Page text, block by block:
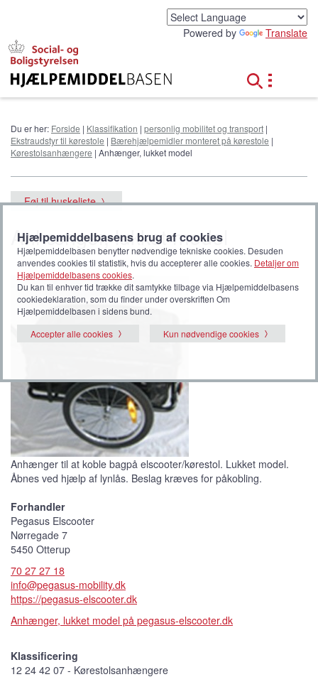
o
Powered by Translate
Du er her: Forside | Klassifikation | personlig mobilitet og transport |
Ekstraudstyr til kørestole | Bærehjælpemidler monteret på kørestole |
Kørestolsanhængere | Anhænger, lukket model
Føj til huskeliste
Anhænger, lukket model
Anhænger til at koble bagpå elscooter/kørestol. Lukket model.
Åbnes ved hjælp af lynlås. Beslag kræves for påkobling.
Forhandler
Pegasus Elscooter
Nørregade 7
5450 Otterup
70 27 27 18
info@pegasus-mobility.dk
https://pegasus-elscooter.dk
Anhænger, lukket model på pegasus-elscooter.dk
Klassificering
12 24 42 07 - Kørestolsanhængere
Hjælpemiddelbasens brug af cookies
Hjælpemiddelbasen benytter nødvendige tekniske cookies. Desuden
anvendes cookies til statistik, hvis du accepterer alle cookies. Detaljer om
Hjælpemiddelbasens cookies.
Du kan til enhver tid trække dit samtykke tilbage via Hjælpemiddelbasens
cookiedeklaration, som du finder under overskriften Om
Hjælpemiddelbasen i sidens bund.
Accepter alle cookies
Kun nødvendige cookies